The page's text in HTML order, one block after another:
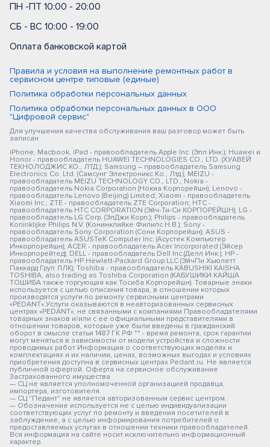
ПН -ПТ 10:00 - 20:00
СБ - ВС 10:00 - 19:00
Оплата банковской картой
Правила и условия на выполнение ремонтных работ в
сервисном центре типовые (единые)
Политика обработки персональных данных
Политика обработки персональных данных в ООО
"Цифровой сервис"
Для улучшения качества обслуживания ваш разговор может быть
записан
iPhone, Macbook, iPad - правообладатель Apple Inc. (Эпл Инк.); Huawei и
Honor - правообладатель HUAWEI TECHNOLOGIES CO., LTD. (ХУАВЕЙ
ТЕКНОЛОДЖИС КО., ЛТД.); Samsung – правообладатель Samsung
Electronics Co. Ltd. (Самсунг Электроникс Ко., Лтд.); MEIZU -
правообладатель MEIZU TECHNOLOGY CO., LTD.; Nokia -
правообладатель Nokia Corporation (Нокиа Корпорейшн); Lenovo -
правообладатель Lenovo (Beijing) Limited; Xiaomi - правообладатель
Xiaomi Inc.; ZTE - правообладатель ZTE Corporation; HTC -
правообладатель HTC CORPORATION (Эйч-Ти-Си КОРПОРЕЙШН); LG -
правообладатель LG Corp. (ЭлДжи Корп.); Philips - правообладатель
Koninklijke Philips N.V. (Конинклийке Филипс Н.В.); Sony -
правообладатель Sony Corporation (Сони Корпорейшн); ASUS -
правообладатель ASUSTeK Computer Inc. (Асустек Компьютер
Инкорпорейшн); ACER - правообладатель Acer Incorporated (Эйсер
Инкорпорейтед); DELL - правообладатель Dell Inc.(Делл Инк.); HP -
правообладатель HP Hewlett-Packard Group LLC (ЭйчПи Хьюлетт
Паккард Груп ЛЛК); Toshiba - правообладатель KABUSHIKI KAISHA
TOSHIBA, also trading as Toshiba Corporation (КАБУШИКИ КАЙША
ТОШИБА также торгующая как Тосиба Корпорейшн). Товарные знаки
используется с целью описания товара, в отношении которых
производятся услуги по ремонту сервисными центрами
«PEDANT».Услуги оказываются в неавторизованных сервисных
центрах «PEDANT», не связанными с компаниями Правообладателями
товарных знаков и/или с ее официальными представителями в
отношении товаров, которые уже были введены в гражданский
оборот в смысле статьи 1487 ГК РФ ** - время ремонта, срок гарантии
могут меняться в зависимости от модели устройства и сложности
проводимых работ Информация о соответствующих моделях и
комплектациях и их наличии, ценах, возможных выгодах и условиях
приобретения доступна в сервисных центрах Pedant.ru. Не является
публичной офертой. Оферта на сервисное обслуживание
Застрахованного имущества
— СЦ не является уполномоченной организацией продавца,
импортера, изготовителя.
— СЦ "Педант" не является авторизованным сервис центром.
— Обозначение используется не с целью индивидуализации
соответствующих услуг по ремонту и введения посетителей в
заблуждение, а с целью информирования потребителей о
предоставляемых услугах в отношении техники правообладателей.
Вся информация на сайте носит исключительно информационный
характер.